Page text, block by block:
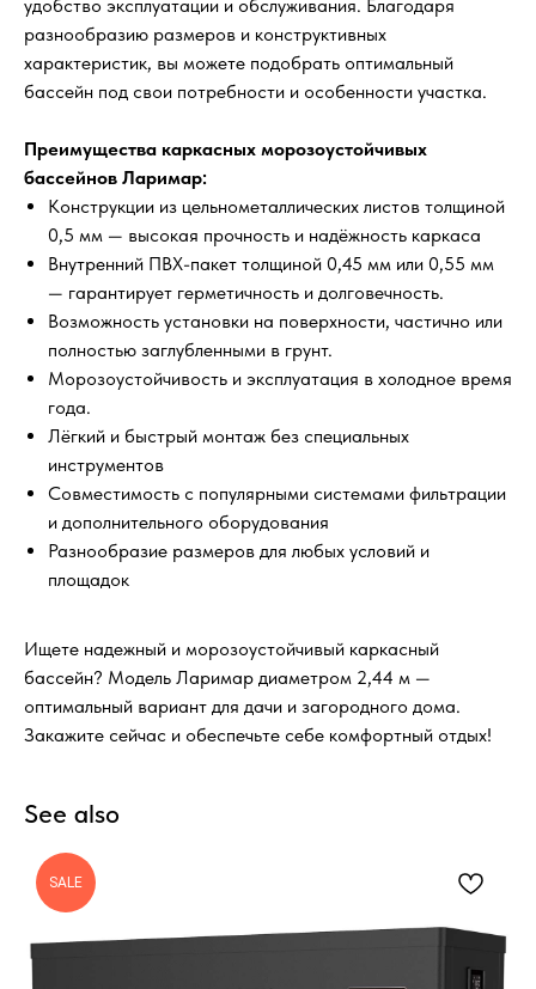
удобство эксплуатации и обслуживания. Благодаря
разнообразию размеров и конструктивных
характеристик, вы можете подобрать оптимальный
бассейн под свои потребности и особенности участка.
Преимущества каркасных морозоустойчивых
бассейнов Ларимар:
Конструкции из цельнометаллических листов толщиной
0,5 мм — высокая прочность и надёжность каркаса
Внутренний ПВХ-пакет толщиной 0,45 мм или 0,55 мм
— гарантирует герметичность и долговечность.
Возможность установки на поверхности, частично или
полностью заглубленными в грунт.
Морозоустойчивость и эксплуатация в холодное время
года.
Лёгкий и быстрый монтаж без специальных
инструментов
Совместимость с популярными системами фильтрации
и дополнительного оборудования
Разнообразие размеров для любых условий и
площадок
Ищете надежный и морозоустойчивый каркасный
бассейн? Модель Ларимар диаметром 2,44 м —
оптимальный вариант для дачи и загородного дома.
Закажите сейчас и обеспечьте себе комфортный отдых!
See also
SALE